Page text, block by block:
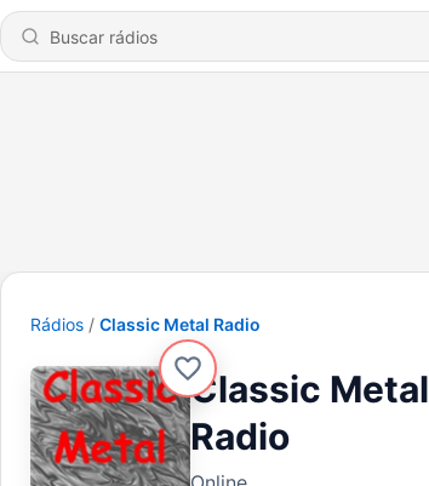
Rádios Classic Metal Radio
Classic Metal
Radio